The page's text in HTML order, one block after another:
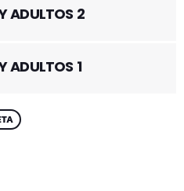
ADULTOS 1
ADULTOS 2